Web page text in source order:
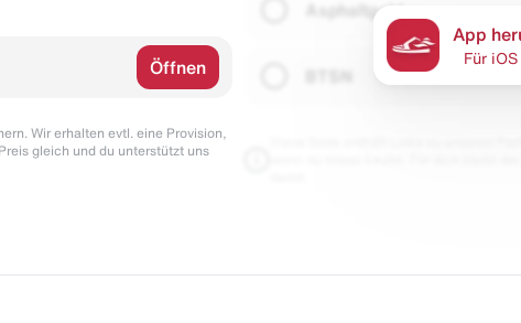
Öffnen
Wir erhalten evtl. eine Provision,
gleich und du unterstützt uns
Asphaltgold
App
Für